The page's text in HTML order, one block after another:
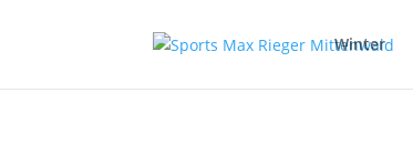
Winter